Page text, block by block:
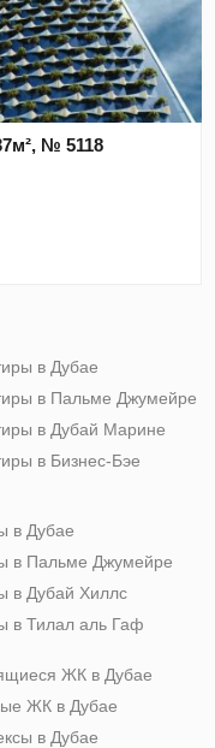
№ 5118
в Дубае
в Пальме Джумейре
в Дубай Марине
в Бизнес-Бэе
в Дубае
в Пальме Джумейре
в Дубай Хиллс
в Тилал аль Гаф
ЖК в Дубае
ЖК в Дубае
в Дубае